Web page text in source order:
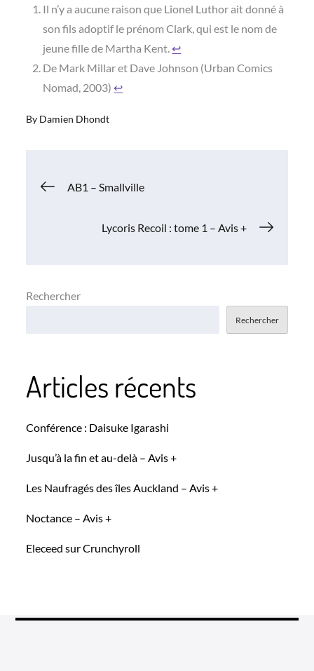
Il n’y a aucune raison que Lionel Luthor ait donné à
son fils adoptif le prénom Clark, qui est le nom de
jeune fille de Martha Kent. ↩︎
De Mark Millar et Dave Johnson (Urban Comics
Nomad, 2003) ↩︎
By Damien Dhondt
Navigation
AB1 – Smallville
Lycoris Recoil : tome 1 – Avis +
Rechercher
Rechercher
Articles récents
Conférence : Daisuke Igarashi
Jusqu’à la fin et au-delà – Avis +
Les Naufragés des îles Auckland – Avis +
Noctance – Avis +
Eleceed sur Crunchyroll